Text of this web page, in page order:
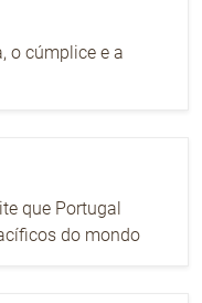
o cúmplice e a
que Portugal
do mondo